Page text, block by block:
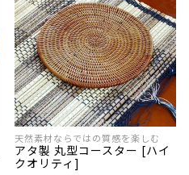
天然素材ならではの質感を楽しむ
アタ製 丸型コースター [ハイ
クオリティ]